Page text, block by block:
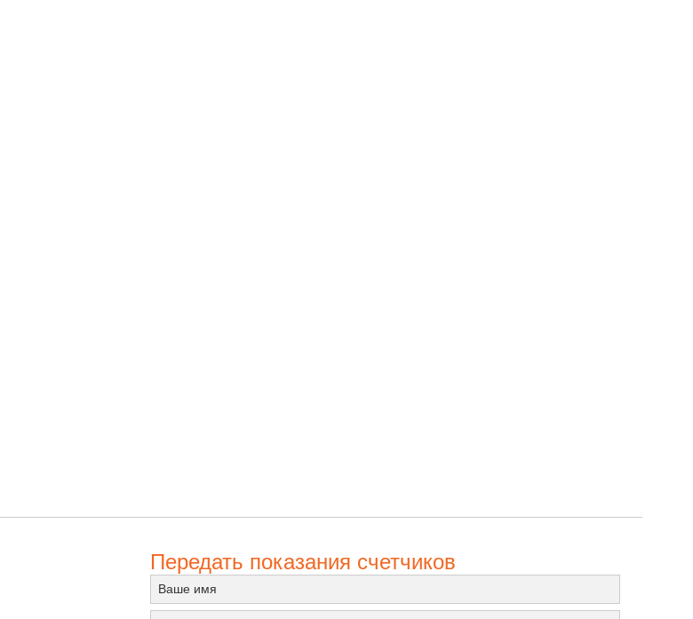
Передать показания счетчиков